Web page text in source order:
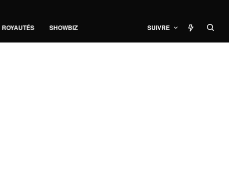
ROYAUTÉS SHOWBIZ SUIVRE